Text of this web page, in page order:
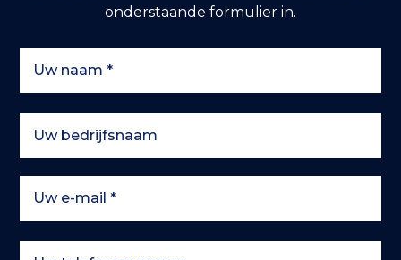
onderstaande formulier in.